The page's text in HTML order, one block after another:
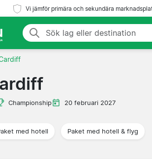
Vi jämför primära och sekundära
Championship 20 februari 2027
med hotell Paket med hotell & flyg